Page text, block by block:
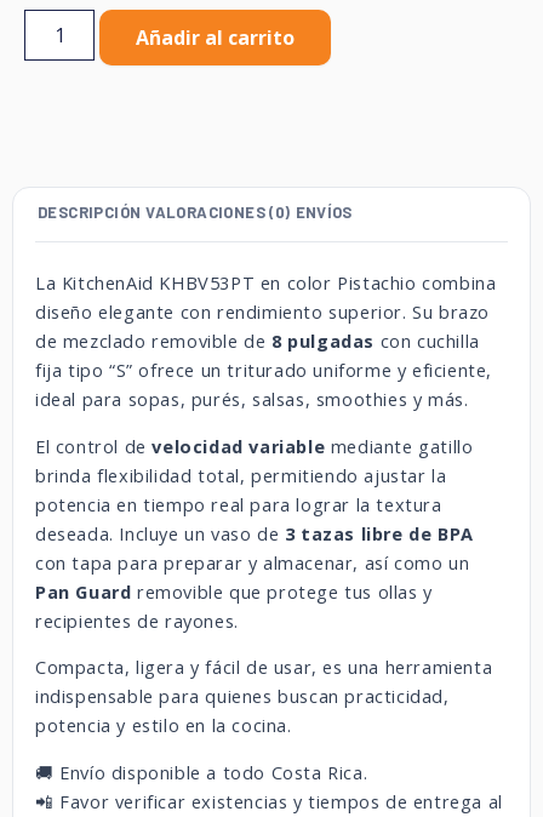
Añadir al carrito
DESCRIPCIÓN VALORACIONES (0) ENVÍOS
La KitchenAid KHBV53PT en color Pistachio combina
diseño elegante con rendimiento superior. Su brazo
de mezclado removible de 8 pulgadas con cuchilla
fija tipo “S” ofrece un triturado uniforme y eficiente,
ideal para sopas, purés, salsas, smoothies y más.
El control develocidad variable mediante gatillo
brinda flexibilidad total, permitiendo ajustar la
potencia en tiempo real para lograr la textura
deseada. Incluye un vaso de 3 tazas libre de BPA
con tapa para preparar y almacenar, así como un
Pan Guard removible que protege tus ollas y
recipientes de rayones.
Compacta, ligera y fácil de usar, es una herramienta
indispensable para quienes buscan practicidad,
potencia y estilo en la cocina.
🚚 Envío disponible a todo Costa Rica.
📲 Favor verificar existencias y tiempos de entrega al